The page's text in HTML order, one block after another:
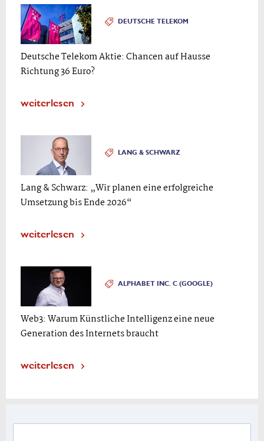
DEUTSCHE TELEKOM
Deutsche Telekom Aktie: Chancen auf Hausse
Richtung 36 Euro?
weiterlesen
LANG & SCHWARZ
Lang & Schwarz: „Wir planen eine erfolgreiche
Umsetzung bis Ende 2026“
weiterlesen
ALPHABET INC. C (GOOGLE)
Web3: Warum Künstliche Intelligenz eine neue
Generation des Internets braucht
weiterlesen